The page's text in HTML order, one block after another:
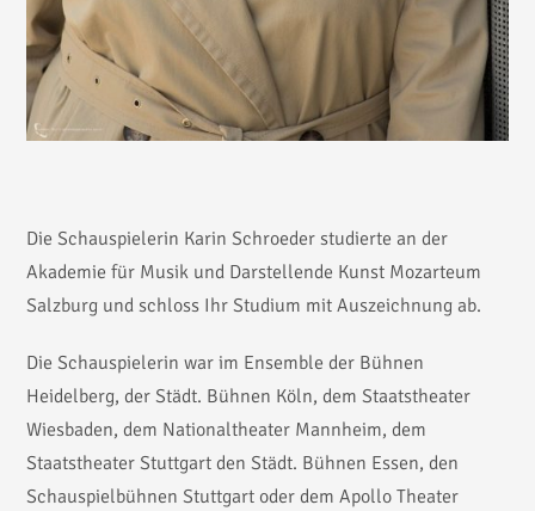
Die Schauspielerin Karin Schroeder studierte an der
Akademie für Musik und Darstellende Kunst Mozarteum
Salzburg und schloss Ihr Studium mit Auszeichnung ab.
Die Schauspielerin war im Ensemble der Bühnen
Heidelberg, der Städt. Bühnen Köln, dem Staatstheater
Wiesbaden, dem Nationaltheater Mannheim, dem
Staatstheater Stuttgart den Städt. Bühnen Essen, den
Schauspielbühnen Stuttgart oder dem Apollo Theater